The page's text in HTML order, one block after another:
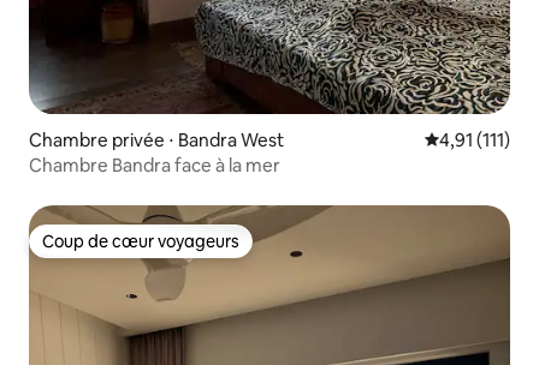
Chambre privée ⋅ Bandra West Évaluation
4,91 (111)
Chambre Bandra face à la mer
Coup de cœur voyageurs
Coup de cœur voyageurs